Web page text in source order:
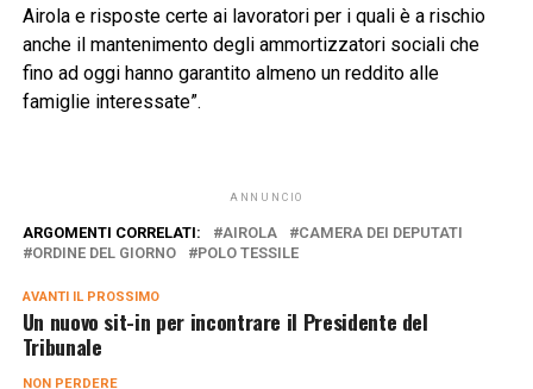
Airola e risposte certe ai lavoratori per i quali è a rischio
anche il mantenimento degli ammortizzatori sociali che
fino ad oggi hanno garantito almeno un reddito alle
famiglie interessate”.
ANNUNCIO
ARGOMENTI CORRELATI: AIROLA
CAMERA DEI DEPUTATI
ORDINE DEL GIORNO
POLO TESSILE
AVANTI IL ​​PROSSIMO
Un nuovo sit-in per incontrare il Presidente del
Tribunale
NON PERDERE